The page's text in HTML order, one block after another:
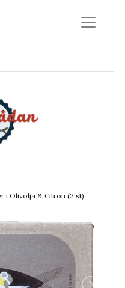
i Olivolja & Citron (2 st)